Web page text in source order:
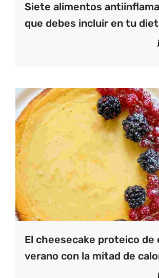
Siete alimentos
que debes incluir en tu
El cheesecake proteico de
verano con la mitad de